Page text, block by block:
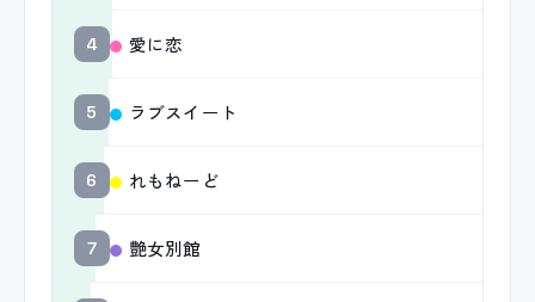
4 愛に恋
5 ラブスイート
6 れもねーど
7 艶女別館